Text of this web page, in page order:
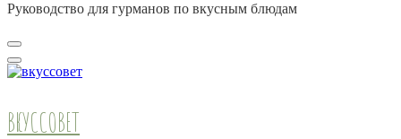
Руководство для гурманов по вкусным блюдам
ВКУССОВЕТ